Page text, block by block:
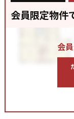
会員限定物件
会